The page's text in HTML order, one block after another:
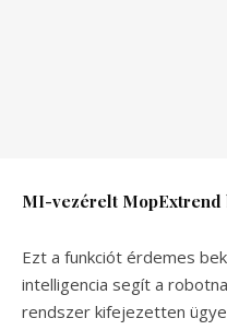
MI-vezérelt MopExtrend
Ezt a funkciót érdemes
intelligencia segít a
rendszer kifejezetten